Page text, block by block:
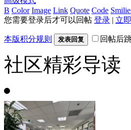
B Color Image Link Quote Code
您需要登录后才可以回帖 登录 | 立
本版积分规则 发表回复 回帖后
社区精彩导读